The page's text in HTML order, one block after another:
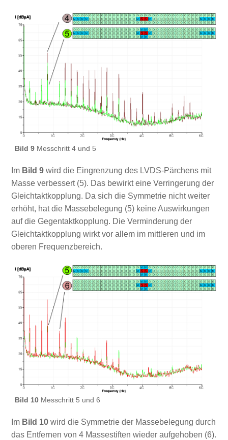
Bild 9Messchritt 4 und 5
Im Bild 9wird die Eingrenzung des LVDS-Pärchens mit
Masse verbessert (5). Das bewirkt eine Verringerung der
Gleichtaktkopplung. Da sich die Symmetrie nicht weiter
erhöht, hat die Massebelegung (5) keine Auswirkungen
auf die Gegentaktkopplung. Die Verminderung der
Gleichtaktkopplung wirkt vor allem im mittleren und im
oberen Frequenzbereich.
Bild 10Messchritt 5 und 6
Im Bild 10wird die Symmetrie der Massebelegung durch
das Entfernen von 4 Massestiften wieder aufgehoben (6).